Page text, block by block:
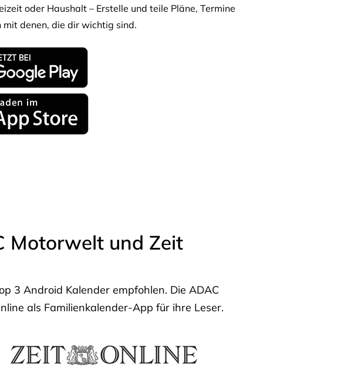
oder Haushalt – Erstelle und teile Pläne, Termine
mit denen, die dir wichtig sind.
Motorwelt und Zeit
3 Android Kalender empfohlen. Die ADAC
als Familienkalender-App für ihre Leser.